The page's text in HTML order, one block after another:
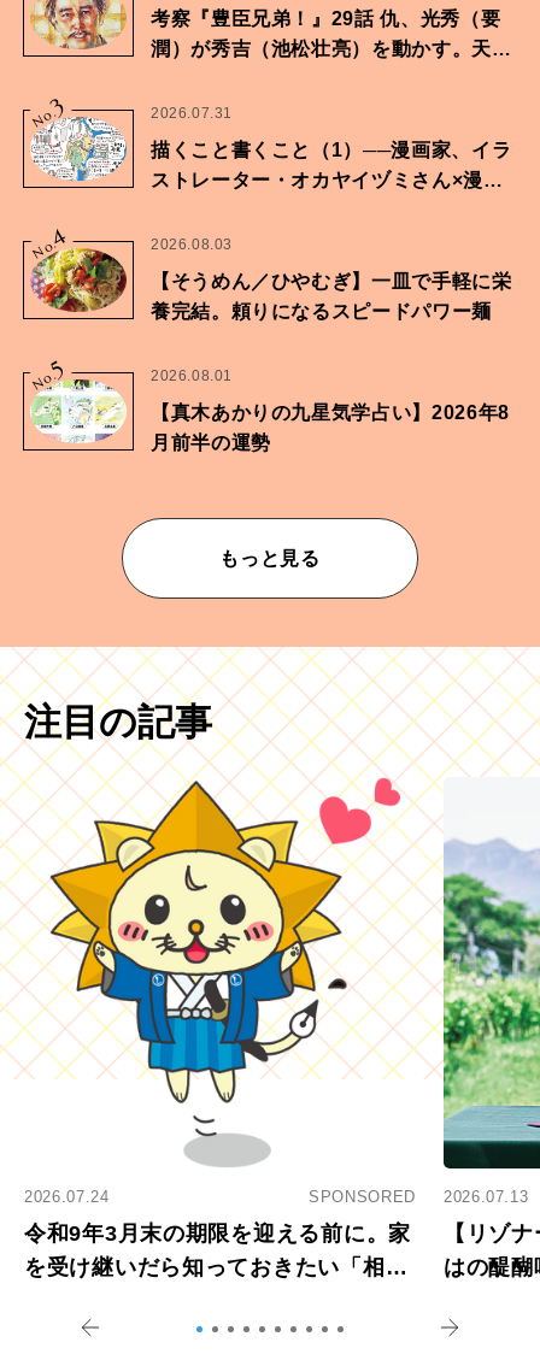
考察『豊臣兄弟！』29話 仇、光秀（要
潤）が秀吉（池松壮亮）を動かす。天下
No.3 2026.07.31
描くこと書くこと（1）──漫画家、イラ
ストレーター・オカヤイヅミさん×漫画
No.4 2026.08.03
【そうめん／ひやむぎ】一皿で手軽に栄
養完結。頼りになるスピードパワー麺
No.5 2026.08.01
【真木あかりの九星気学占い】2026年8
月前半の運勢
もっと見る
注目の記事
2026.07.24 SPONSORED
令和9年3月末の期限を迎える前に。家
を受け継いだら知っておきたい「相続
2026.07.13
【リゾ
はの醍